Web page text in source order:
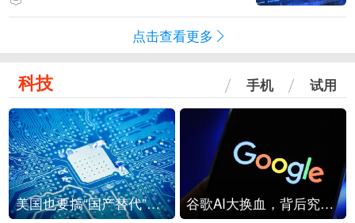
点击查看更多
科技 手机 试用
美国也要搞“国产替代”？先算清三笔账 谷歌AI大换血，背后究竟发生了什么？